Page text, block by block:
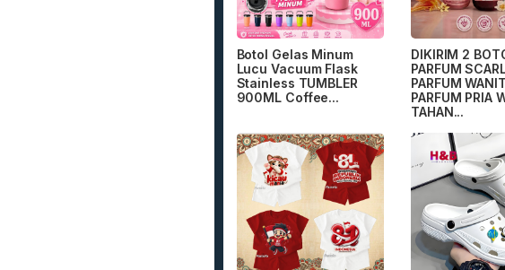
Botol Gelas Minum
Lucu Vacuum Flask
Stainless TUMBLER
900ML Coffee...
DIKIRIM 2
PARFUM
PARFUM
PARFUM PRIA
TAHAN...